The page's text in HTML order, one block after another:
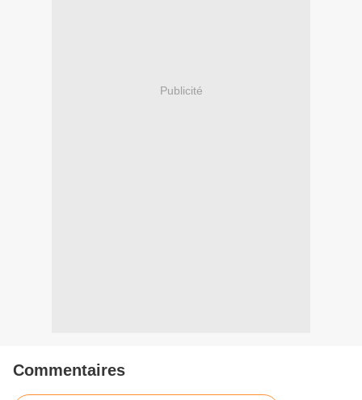
Publicité
Commentaires